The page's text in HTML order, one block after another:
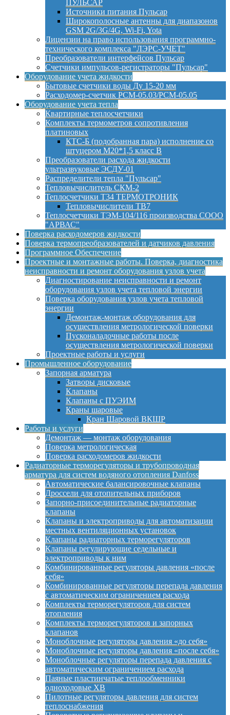
ПУЛЬСАР
Источники питания Пульсар
Широкополосные антенны для диапазонов
GSM 2G/3G/4G, Wi-Fi, Yota
Лицензии на право использования программно-
технического комплекса "ЛЭРС-УЧЕТ"
Преобразователи интерфейсов Пульсар
Счетчики импульсов-регистраторы "Пульсар"
Оборудование учета жидкости
Бытовые счетчики воды Ду 15-20 мм
Расходомер-счетчик РСМ-05.03/РСМ-05.05
Оборудование учета тепла
Квартирные теплосчетчики
Комплекты термометров сопротивления
платиновых
КТС-Б (подобранная пара) исполнение со
штуцером М20*1,5 класс B
Преобразователи расхода жидкости
ультразвуковые ЭСДУ-01
Распределители тепла "Пульсар"
Тепловычислитель СКМ-2
Теплосчетчики Т34 ТЕРМОТРОНИК
Тепловычислители ТВ7
Теплосчетчики ТЭМ-104/116 производства СООО
"АРВАС"
Поверка расходомеров жидкости
Поверка термопреобразователей и датчиков давления
Программное Обеспечение
Проектные и монтажные работы. Поверка, диагностика
неисправности и ремонт оборудования узлов учета
Диагностирование неисправности и ремонт
оборудования узлов учета тепловой энергии
Поверка оборудования узлов учета тепловой
энергии
Демонтаж-монтаж оборудования для
осуществления метрологической поверки
Пусконаладочные работы после
осуществления метрологической поверки
Проектные работы и услуги
Промышленное оборудование
Запорная арматура
Затворы дисковые
Клапаны
Клапаны с ПУЭИМ
Краны шаровые
Кран Шаровой ВКШР
Работы и услуги
Демонтаж — монтаж оборудования
Поверка метрологическая
Поверка расходомеров жидкости
Радиаторные терморегуляторы и трубопроводная
арматура для систем водяного отопления Danfoss
Автоматические балансировочные клапаны
Дроссели для отопительных приборов
Запорно-присоединительные радиаторные
клапаны
Клапаны и электроприводы для автоматизации
местных вентиляционных установок
Клапаны радиаторных терморегуляторов
Клапаны регулирующие седельные и
электроприводы к ним
Комбинированные регуляторы давления «после
себя»
Комбинированные регуляторы перепада давления
с автоматическим ограничением расхода
Комплекты терморегуляторов для систем
отопления
Комплекты терморегуляторов и запорных
клапанов
Моноблочные регуляторы давления «до себя»
Моноблочные регуляторы давления «после себя»
Моноблочные регуляторы перепада давления с
автоматическим ограничением расхода
Паяные пластинчатые теплообменники
одноходовые XB
Пилотные регуляторы давления для систем
теплоснабжения